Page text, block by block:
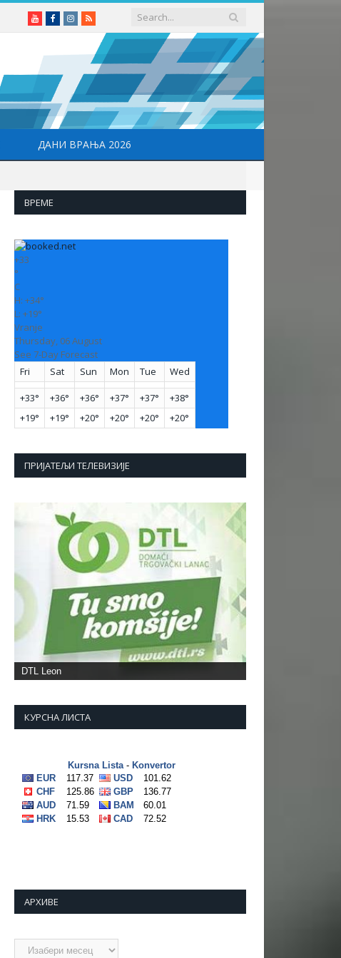
YoutubeFacebookInstagram
RSS
ДАНИ ВРАЊА 2026
ВРЕМЕ
+33
°
C
H: +34°
L: +19°
Vranje
Thursday, 06 August
See 7-Day Forecast
Fri
Sat Sun Mon Tue Wed
+33° +36° +36° +37° +37° +38°
+19° +19° +20° +20° +20° +20°
ПРИЈАТЕЉИ ТЕЛЕВИЗИЈЕ
КУРСНА ЛИСТА
АРХИВЕ
Архиве